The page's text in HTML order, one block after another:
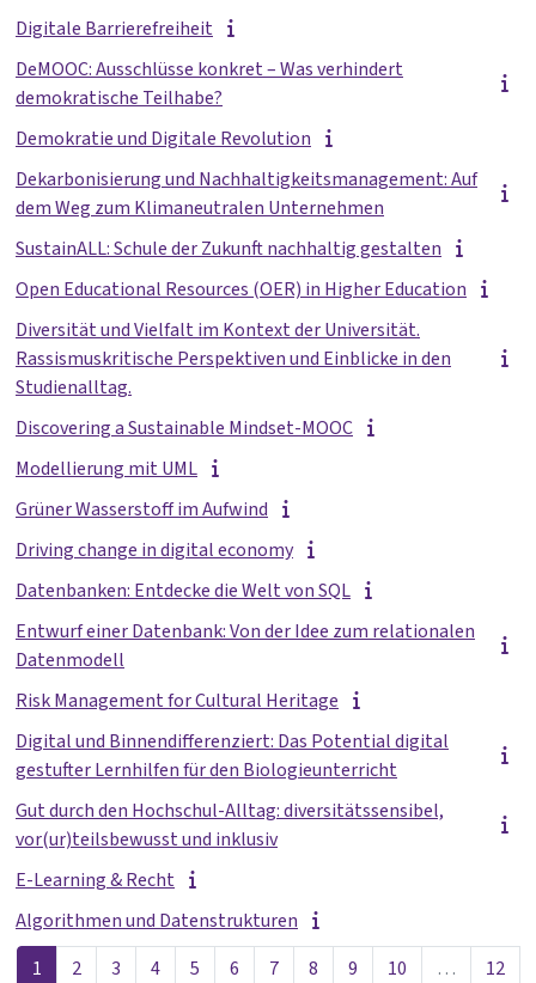
Digitale Barrierefreiheit
DeMOOC: Ausschlüsse konkret – Was verhindert
demokratische Teilhabe?
Demokratie und Digitale Revolution
Dekarbonisierung und Nachhaltigkeitsmanagement: Auf
dem Weg zum Klimaneutralen Unternehmen
SustainALL: Schule der Zukunft nachhaltig gestalten
Open Educational Resources (OER) in Higher Education
Diversität und Vielfalt im Kontext der Universität.
Rassismuskritische Perspektiven und Einblicke in den
Studienalltag.
Discovering a Sustainable Mindset-MOOC
Modellierung mit UML
Grüner Wasserstoff im Aufwind
Driving change in digital economy
Datenbanken: Entdecke die Welt von SQL
Entwurf einer Datenbank: Von der Idee zum relationalen
Datenmodell
Risk Management for Cultural Heritage
Digital und Binnendifferenziert: Das Potential digital
gestufter Lernhilfen für den Biologieunterricht
Gut durch den Hochschul-Alltag: diversitätssensibel,
vor(ur)teilsbewusst und inklusiv
E-Learning & Recht
Algorithmen und Datenstrukturen
1 Seite 1
2Seite 2
3Seite 3
4Seite 4
5Seite 5
6Seite 6
7Seite 7
8Seite 8
9Seite 9
10Seite 10
… 12